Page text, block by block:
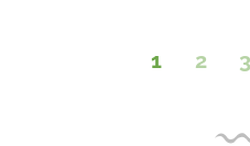
1 2 3